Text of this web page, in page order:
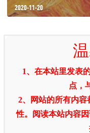
2020-11-20
1、在本站里发表
点，
2、网站的所有内容
性。阅读本站内容